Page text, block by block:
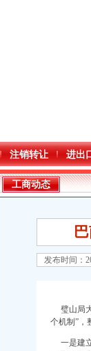
注销转让 进出
口权)
工商动态
发布时间：
璧山局大
个机制”，
一是建立